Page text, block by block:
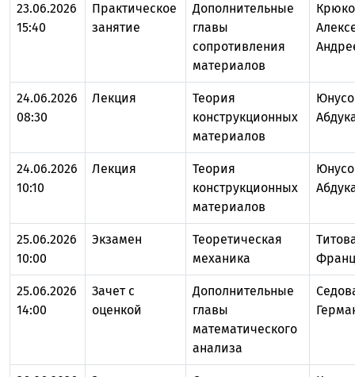
23.06.2026
15:40
Практическое
занятие
Дополнительные
главы
сопротивления
материалов
24.06.2026
08:30
Лекция
Теория
конструкционных
материалов
24.06.2026
10:10
Лекция
Теория
конструкционных
материалов
25.06.2026
10:00
Экзамен
Теоретическая
механика
25.06.2026
14:00
Зачет с
оценкой
Дополнительные
главы
математического
анализа